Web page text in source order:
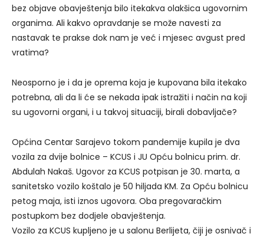
bez objave obavještenja bilo itekakva olakšica ugovornim
organima. Ali kakvo opravdanje se može navesti za
nastavak te prakse dok nam je već i mjesec avgust pred
vratima?
Neosporno je i da je oprema koja je kupovana bila itekako
potrebna, ali da li će se nekada ipak istražiti i način na koji
su ugovorni organi, i u takvoj situaciji, birali dobavljače?
Općina Centar Sarajevo tokom pandemije kupila je dva
vozila za dvije bolnice – KCUS i JU Opću bolnicu prim. dr.
Abdulah Nakaš. Ugovor za KCUS potpisan je 30. marta, a
sanitetsko vozilo koštalo je 50 hiljada KM. Za Opću bolnicu
petog maja, isti iznos ugovora. Oba pregovaračkim
postupkom bez dodjele obavještenja.
Vozilo za KCUS kupljeno je u salonu Berlijeta, čiji je osnivač i